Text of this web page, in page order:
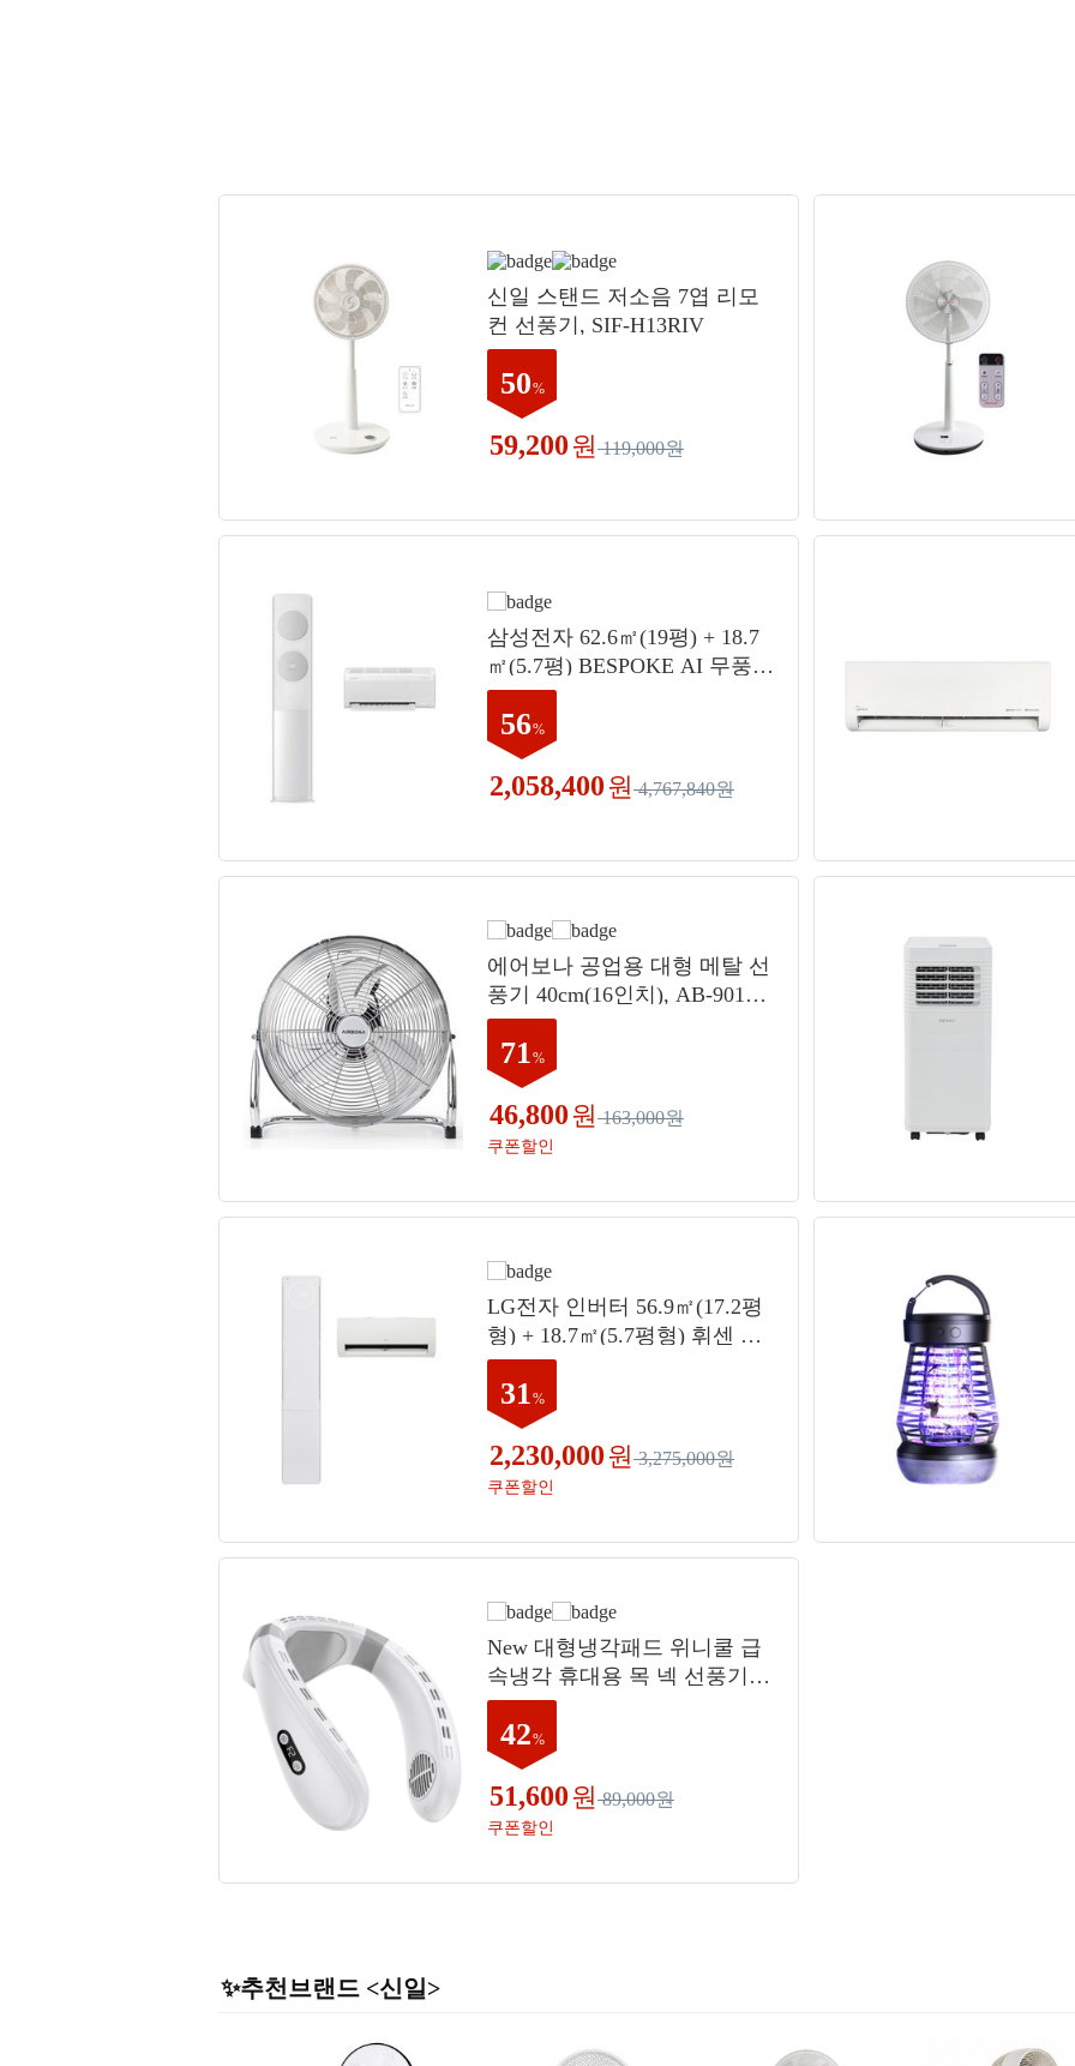
신일 스탠드 저소음 7엽 리모
컨 선풍기, SIF-H13RIV
50%
59,200 원119,000원
삼성전자 62.6㎡(19평) + 18.7
㎡(5.7평) BESPOKE AI 무풍
클래식 홈멀티형 에어컨 AF70
F19D11GRZ + 리모컨 세트 방
문설치, 매립배관형
56%
2,058,400 원4,767,840원
에어보나 공업용 대형 메탈 선
풍기 40cm(16인치), AB-9016M
F, 실버
71 %
46,800 원163,000원
쿠폰할인
LG전자 인버터 56.9㎡(17.2평
형) + 18.7㎡(5.7평형) 휘센 AI
오브제컬렉션 뷰II 에어컨 방
문설치, FQ17GU2ED2(스탠드
형), SQ06GA1WAJ(벽걸이형),
일반배관형
31 %
2,230,000 원3,275,000원
쿠폰할인
New 대형냉각패드 위니쿨 급
속냉각 휴대용 목 넥 선풍기 B
LDC 대용량5200mAh, 클래식
화이트, 1개, W1026
42%
51,600 원89,000원
쿠폰할인
✨추천브랜드 <신일>